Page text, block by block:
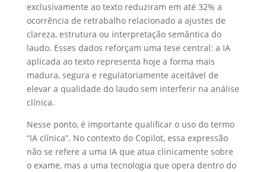
exclusivamente ao texto reduziram em até 32% a
ocorrência de retrabalho relacionado a ajustes de
clareza, estrutura ou interpretação semântica do
laudo. Esses dados reforçam uma tese central: a IA
aplicada ao texto representa hoje a forma mais
madura, segura e regulatoriamente aceitável de
elevar a qualidade do laudo sem interferir na análise
clínica.
Nesse ponto, é importante qualificar o uso do termo
“IA clínica”. No contexto do Copilot, essa expressão
não se refere a uma IA que atua clinicamente sobre
o exame, mas a uma tecnologia que opera dentro do